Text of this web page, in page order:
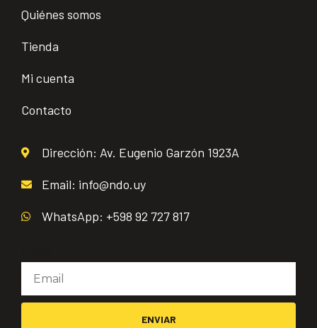
Quiénes somos
Tienda
Mi cuenta
Contacto
Dirección: Av. Eugenio Garzón 1923A
Email: info@ndo.uy
WhatsApp: +598 92 727 817
ENVIAR